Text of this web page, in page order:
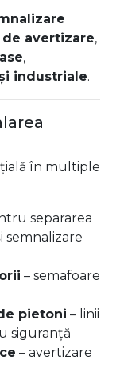
avertizare,
,
industriale.
în multiple
separarea
semnalizare
– semafoare
pietoni – linii
siguranță
– avertizare